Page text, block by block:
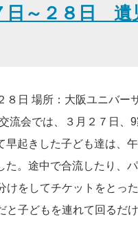
日～２８日
８日 場所：大阪ユニバー
会では、３月２７日、9
早起きした子ども達は、
。途中で合流したり、
けをしてチケットをとっ
と子どもを連れて回るだ